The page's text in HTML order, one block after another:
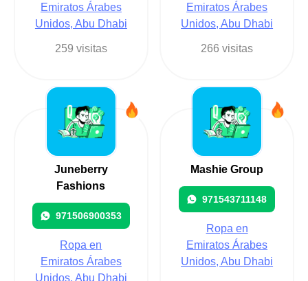
Emiratos Árabes
Unidos, Abu Dhabi
259 visitas
Emiratos Árabes
Unidos, Abu Dhabi
266 visitas
Juneberry
Fashions
971506900353
Ropa en
Emiratos Árabes
Unidos, Abu Dhabi
Mashie Group
971543711148
Ropa en
Emiratos Árabes
Unidos, Abu Dhabi